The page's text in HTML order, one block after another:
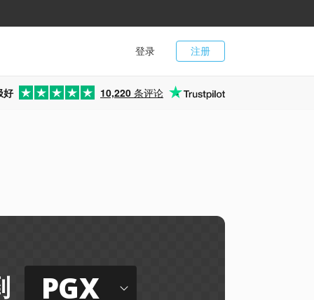
注册
登录
好 10,220 条评论
PGX